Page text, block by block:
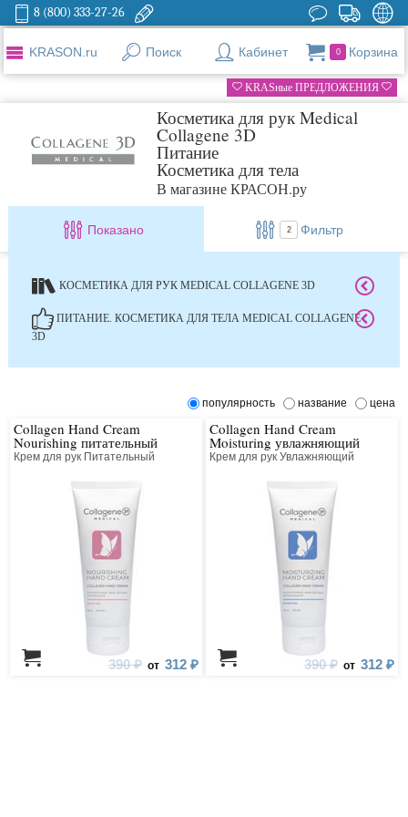
8 (800) 333-27-26
KRASON.ru Поиск Кабинет 0 Корзина
KRASные ПРЕДЛОЖЕНИЯ
Косметика для рук Medical
Collagene 3D
Питание
Косметика для тела
В магазине КРАСОН.ру
Показано 2 Фильтр
КОСМЕТИКА ДЛЯ РУК MEDICAL COLLAGENE 3D
ПИТАНИЕ. КОСМЕТИКА ДЛЯ ТЕЛА MEDICAL COLLAGENE
3D
популярность название цена
Collagen Hand Cream
Nourishing питательный
Крем для рук Питательный
390 ₽ от 312 ₽
Collagen Hand Cream
Moisturing увлажняющий
Крем для рук Увлажняющий
390 ₽ от 312 ₽